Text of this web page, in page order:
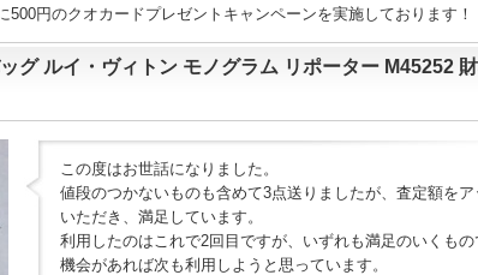
円のクオカードプレゼントキャンペーンを実施しております！
グ ルイ・ヴィトン モノグラム リポーター M45252
この度はお世話になりました。
値段のつかないものも含めて3点送りましたが、査定額をア
いただき、満足しています。
利用したのはこれで2回目ですが、いずれも満足のいくもの
機会があれば次も利用しようと思っています。